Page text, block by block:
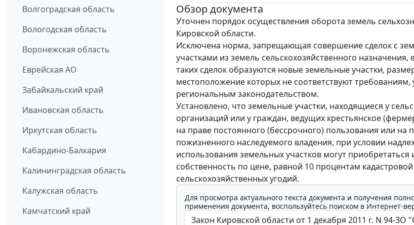
Волгоградская область
Вологодская область
Воронежская область
Еврейская АО
Забайкальский край
Ивановская область
Иркутская область
Кабардино-Балкария
Калининградская область
Калужская область
Камчатский край
Обзор документа
Уточнен порядок осуществления оборота земель
Кировской области.
Исключена норма, запрещающая совершение сделок с
участками из земель сельскохозяйственного назначения,
таких сделок образуются новые земельные участки,
местоположение которых не соответствуют
региональным законодательством.
Установлено, что земельные участки, находящиеся у
организаций или у граждан, ведущих крестьянское
на праве постоянного (бессрочного) пользования или на
пожизненного наследуемого владения, при условии
использования земельных участков могут приобретаться
собственность по цене, равной 10 процентам
сельскохозяйственных угодий.
Для просмотра актуального текста документа и получения
применения документа, воспользуйтесь поиском в Интернет-